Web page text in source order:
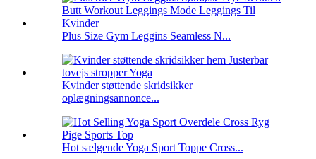
Plus Size Gym Leggins Seamless N...
Kvinder støttende skridsikker
oplægningsannonce...
Hot sælgende Yoga Sport Toppe Cross...